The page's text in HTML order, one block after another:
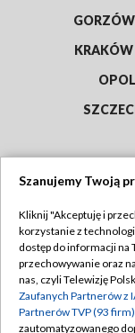
KRAKÓW
Abonament TVP
Emisja w TVP
Centrum
Szanujemy Twoją
Kliknij "Akceptuję i
korzystanie z
dostęp do informacji na
przechowywanie oraz
nas, czyli Telewizję
Zaufanych Partnerów z
Partnerów TVP (93 firm)
zautomatyzowanego